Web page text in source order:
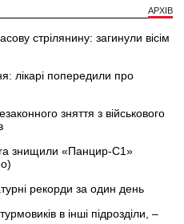
АРХІВ
стрілянину: загинули вісім
лікарі попередили про
зняття з військового
знищили «Панцир-С1»
рекорди за один день
в інші підрозділи, –